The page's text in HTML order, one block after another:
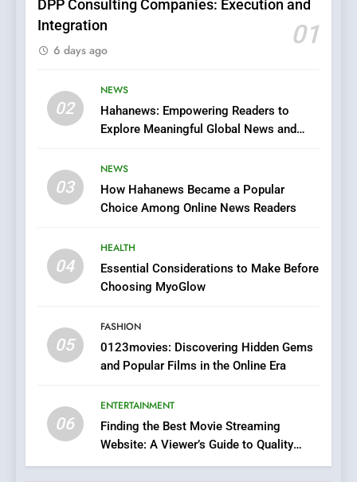
DPP Consulting Companies: Execution and
Integration
01
6 days ago
02
NEWS
Hahanews: Empowering Readers to
Explore Meaningful Global News and
03
NEWS
How Hahanews Became a Popular
Choice Among Online News Readers
04
HEALTH
Essential Considerations to Make Before
Choosing MyoGlow
05
FASHION
0123movies: Discovering Hidden Gems
and Popular Films in the Online Era
06
ENTERTAINMENT
Finding the Best Movie Streaming
Website: A Viewer’s Guide to Quality
Streaming Platforms
6
Streaming Platforms
Does Intex Pharma Shop Fit
In?
HEALTH
iPhone17 Zigzag Case:
Discover a Bold Geometric
1
DPP Consulting Companies:
BUSINESS